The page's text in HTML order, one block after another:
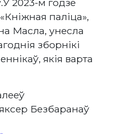
2023-м годзе
паліца»,
Масла, унесла
зборнікі
якія варта
Безбаранаў